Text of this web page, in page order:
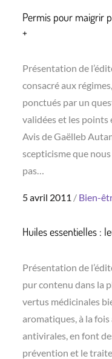
Permis pour maigrir
+
Présentation de
consacré aux
ponctués par un
validées et les points
Avis de Gaëlleb
scepticisme que
pas…
Posted
5 avril 2011 Bien-
Huiles essentielles :
Présentation de
pur contenu dans la
vertus médicinales
aromatiques, à la
antivirales, en font
prévention et le